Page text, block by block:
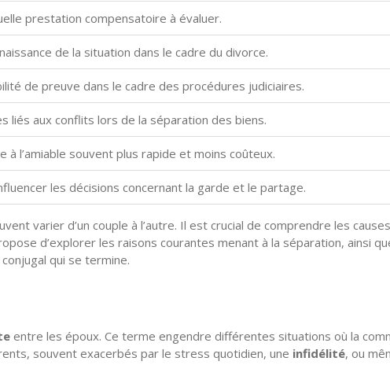
prestation compensatoire à évaluer.
de la situation dans le cadre du divorce.
de preuve dans le cadre des procédures judiciaires.
liés aux conflits lors de la séparation des biens.
à l’amiable souvent plus rapide et moins coûteux.
les décisions concernant la garde et le partage.
varier d’un couple à l’autre. Il est crucial de comprendre les
d’explorer les raisons courantes menant à la séparation, ainsi
qui se termine.
entre les époux. Ce terme engendre différentes situations où la
souvent exacerbés par le stress quotidien, une infidélité, ou